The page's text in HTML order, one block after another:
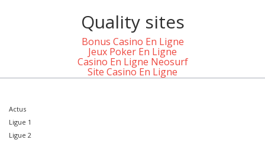
Quality sites
Bonus Casino En Ligne
Jeux Poker En Ligne
Casino En Ligne Neosurf
Site Casino En Ligne
Actus
Ligue 1
Ligue 2